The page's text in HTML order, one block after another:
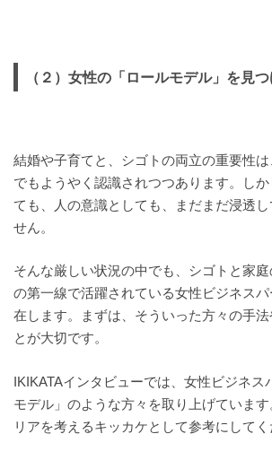
（２）女性の「ロールモデル」を見
結婚や子育てと、シゴトの両立の重要性
でもようやく認識されつつあります。し
ても、人の意識としても、まだまだ浸透
せん。
そんな厳しい状況の中でも、シゴトと家
の第一線で活躍されている女性ビジネス
在します。まずは、そういった方々の手
とが大切です。
IKIKATAインタビューでは、女性ビジネ
モデル」のような方々を取り上げていま
リアを考えるキッカケとして参考にしてく